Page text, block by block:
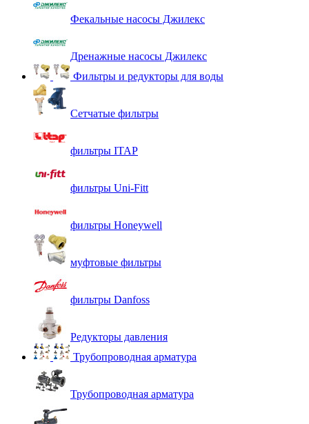
Фекальные насосы Джилекс
Дренажные насосы Джилекс
Фильтры и редукторы для воды
Сетчатые фильтры
фильтры ITAP
фильтры Uni-Fitt
фильтры Honeywell
муфтовые фильтры
фильтры Danfoss
Редукторы давления
Трубопроводная арматура
Трубопроводная арматура